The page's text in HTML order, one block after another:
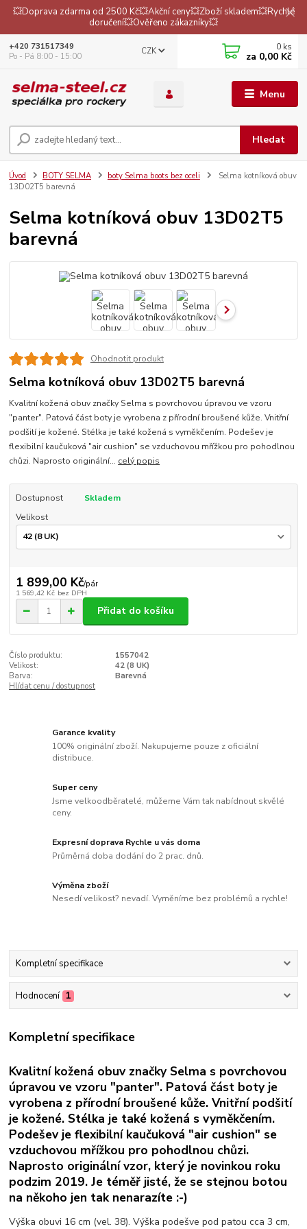
💥Doprava zdarma od 2500 Kč💥Akční ceny💥Zboží skladem💥Rychlé
doručení💥Ověřeno zákazníky💥
Menu
CZK
Hledat
+420 731517349
Po - Pá 8:00 - 15:00
0 ks
za 0,00 Kč
Úvod BOTY SELMA boty Selma boots bez oceli
Selma kotníková obuv
13D02T5 barevná
Selma kotníková obuv 13D02T5
barevná
Ohodnotit produkt
Selma kotníková obuv 13D02T5 barevná
Kvalitní kožená obuv značky Selma s povrchovou úpravou ve vzoru
"panter". Patová část boty je vyrobena z přírodní broušené kůže. Vnitřní
podšití je kožené. Stélka je také kožená s vyměkčením. Podešev je
flexibilní kaučuková "air cushion" se vzduchovou mřížkou pro pohodlnou
chůzi. Naprosto originální... celý popis
Dostupnost
Skladem
Velikost
1 899,00 Kč/pár
1 569,42 Kč bez DPH
Přidat do košíku
Číslo produktu:
1557042
Velikost:
42 (8 UK)
Barva:
Barevná
Hlídat cenu / dostupnost
Garance kvality
100% originální zboží. Nakupujeme pouze z oficiální
distribuce.
Super ceny
Jsme velkoodběratelé, můžeme Vám tak nabídnout skvělé
ceny.
Expresní doprava Rychle u vás doma
Průměrná doba dodání do 2 prac. dnů.
Výměna zboží
Nesedí velikost? nevadí. Vyměníme bez problémů a rychle!
Kompletní specifikace
Hodnocení 1
Kompletní specifikace
Kvalitní kožená obuv značky Selma s povrchovou
úpravou ve vzoru "panter". Patová část boty je
vyrobena z přírodní broušené kůže. Vnitřní podšití
je kožené. Stélka je také kožená s vyměkčením.
Podešev je flexibilní kaučuková "air cushion" se
vzduchovou mřížkou pro pohodlnou chůzi.
Naprosto originální vzor, který je novinkou roku
podzim 2019. Je téměř jisté, že se stejnou botou
na někoho jen tak nenarazíte :-)
Výška obuvi 16 cm (vel. 38). Výška podešve pod patou cca 3 cm,